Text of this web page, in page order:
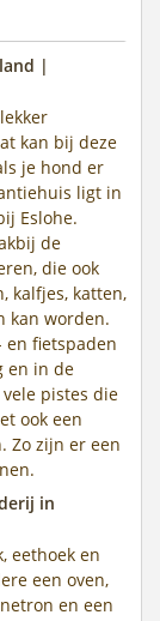
|
kan bij deze
je hond er
ligt in
Eslohe.
de
die ook
kalfjes, katten,
kan worden.
en fietspaden
en in de
pistes die
ook een
Zo zijn er een
in
eethoek en
een oven,
en een